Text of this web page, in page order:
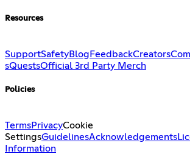
Resources
SupportSafetyBlog FeedbackCreators
sQuestsOfficial 3rd Party Merch
Policies
TermsPrivacyCookie
SettingsGuidelinesAcknowledgements
Information